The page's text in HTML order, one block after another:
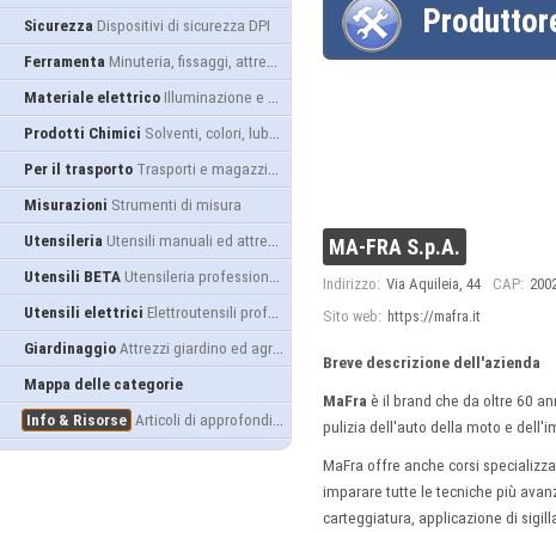
Sicurezza Dispositivi di sicurezza DPI
Ferramenta Minuteria, fissaggi, attrezzatura
Materiale elettrico Illuminazione e alimentazione
Prodotti Chimici Solventi, colori, lubrificanti...
Per il trasporto Trasporti e magazzino
Misurazioni Strumenti di misura
Utensileria Utensili manuali ed attrezzature
Utensili BETA Utensileria professionale
Utensili elettrici Elettroutensili professionali
Giardinaggio Attrezzi giardino ed agricoltura
Mappa delle categorie
Info & Risorse Articoli di approfondimento
MA-FRA S.p.A.
Indirizzo: Via Aquileia, 44 CAP:
Sito web: https://mafra.it
Breve descrizione dell'azienda
MaFra è il brand che da oltre 60
pulizia dell'auto della moto e
MaFra offre anche corsi
imparare tutte le tecniche più
carteggiatura, applicazione di